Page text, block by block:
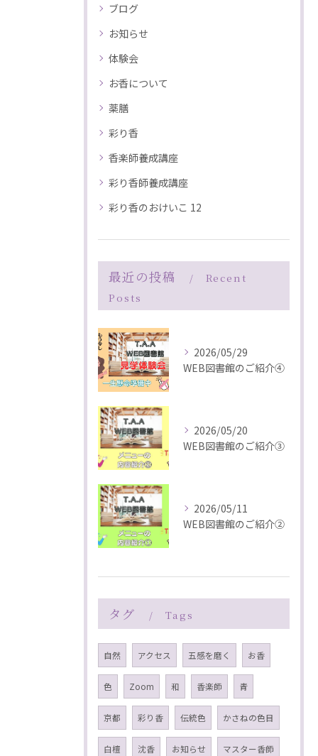
ブログ
お知らせ
体験会
お香について
薬膳
彩り香
香楽師養成講座
彩り香師養成講座
彩り香のおけいこ 12
最近の投稿
Recent
Posts
2026/05/29
WEB図書館のご紹介④
2026/05/20
WEB図書館のご紹介③
2026/05/11
WEB図書館のご紹介②
タグ Tags
自然 アクセス 五感を磨く お香
色 Zoom 和 香楽師 青
京都 彩り香 伝統色 かさねの色目
白檀 沈香 お知らせ マスター香師